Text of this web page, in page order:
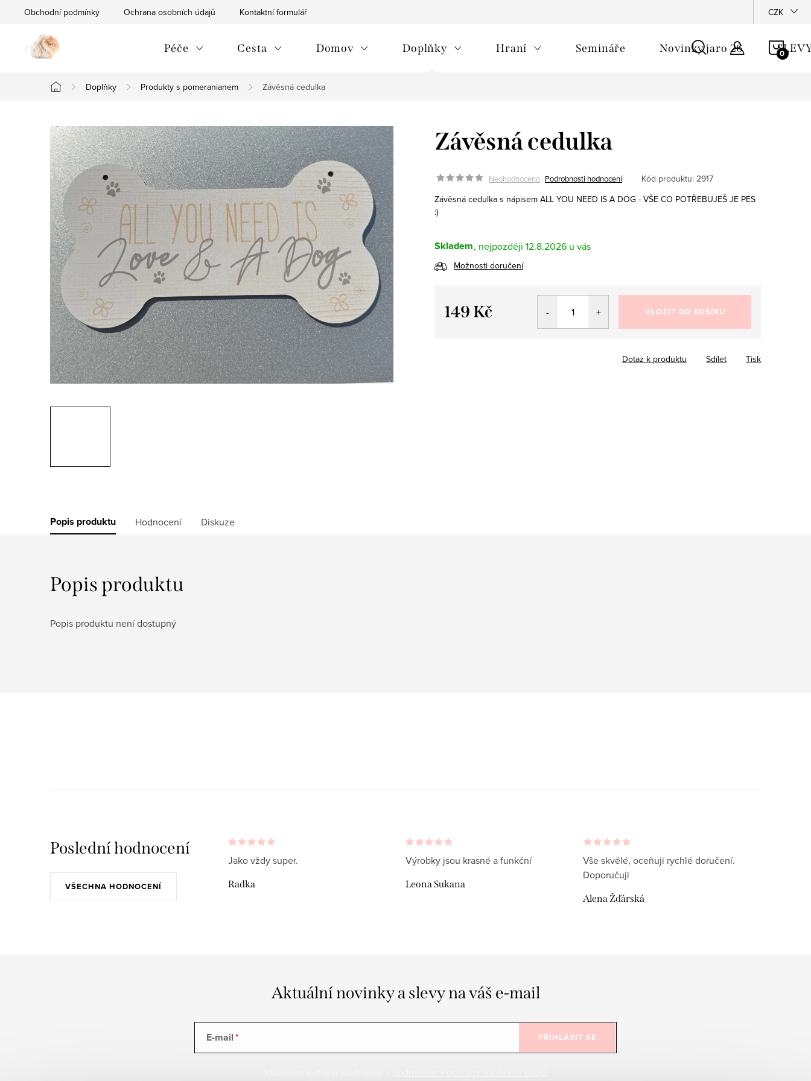
Obchodní podmínky Ochrana osobních údajů Kontaktní formulář CZK
Péče Cesta Domov Doplňky Hraní Semináře Novinky jaro 26
Domů
Doplňky Produkty s pomeranianem Závěsná cedulka
Závěsná cedulka
Neohodnoceno Podrobnosti hodnocení Kód produktu: 2917
Závěsná cedulka s nápisem ALL YOU NEED IS A DOG - VŠE CO POTŘEBUJEŠ JE PES
:)
Skladem 12.8.2026
Možnosti doručení
149 Kč VLOŽIT DO KOŠÍKU
Tisk
Dotaz k produktu Sdílet
Popis produktu Hodnocení Diskuze
Popis produktu
Popis produktu není dostupný
Poslední hodnocení
VŠECHNA HODNOCENÍ
Jako vždy super.
Radka
Výrobky jsou krasné a funkční
Leona Sukana
Vše skvělé, oceňuji rychlé doručení.
Doporučuji
Alena Žďárská
Aktuální novinky a slevy na váš e-mail
E-mail PŘIHLÁSIT SE